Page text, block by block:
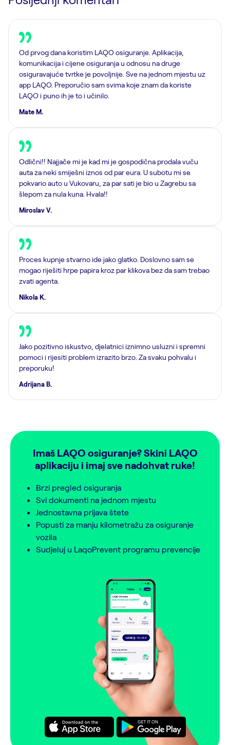
Od prvog dana koristim LAQO osiguranje. Aplikacija,
komunikacija i cijene osiguranja u odnosu na druge
osiguravajuće tvrtke je povoljnije. Sve na jednom mjestu uz
app LAQO. Preporučio sam svima koje znam da koriste
LAQO i puno ih je to i učinilo.
Mate M.
Odlični!! Najjače mi je kad mi je gospodična prodala vuču
auta za neki smiješni iznos od par eura. U subotu mi se
pokvario auto u Vukovaru, za par sati je bio u Zagrebu sa
šlepom za nula kuna. Hvala!!
Miroslav V.
Proces kupnje stvarno ide jako glatko. Doslovno sam se
mogao riješiti hrpe papira kroz par klikova bez da sam trebao
zvati agenta.
Nikola K.
Jako pozitivno iskustvo, djelatnici iznimno usluzni i spremni
pomoci i rijesiti problem izrazito brzo. Za svaku pohvalu i
preporuku!
Adrijana B.
Imaš LAQO osiguranje? Skini LAQO
aplikaciju i imaj sve nadohvat ruke!
Brzi pregled osiguranja
Svi dokumenti na jednom mjestu
Jednostavna prijava štete
Popusti za manju kilometražu za osiguranje
vozila
Sudjeluj u LaqoPrevent programu prevencije